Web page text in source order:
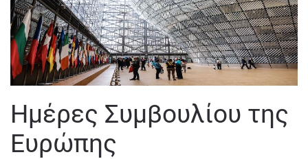
Ημέρες Συμβουλίου της
Ευρώπης